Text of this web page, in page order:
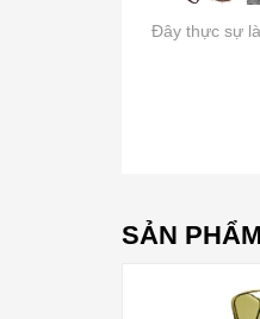
Đây thực sự
SẢN